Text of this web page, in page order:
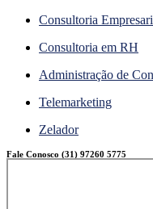
Consultoria
Consultoria em RH
Administração de
Telemarketing
Zelador
Fale Conosco (31) 97260 5775